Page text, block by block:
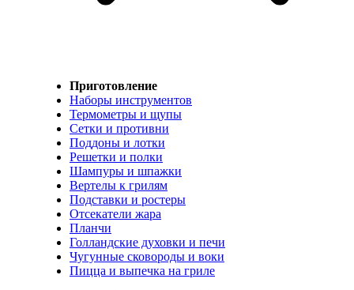
Приготовление
Наборы инструментов
Термометры и щупы
Сетки и противни
Поддоны и лотки
Решетки и полки
Шампуры и шпажки
Вертелы к грилям
Подставки и ростеры
Отсекатели жара
Планчи
Голландские духовки и печи
Чугунные сковороды и воки
Пицца и выпечка на гриле